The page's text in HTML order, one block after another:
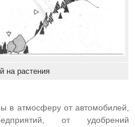
на растения
в атмосферу от автомобилей,
от удобрений